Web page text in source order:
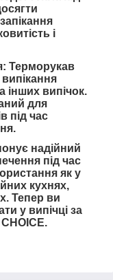
і
Терморукав
інших випічок.
для
під час
надійний
під час
як у
кухнях,
Тепер ви
у випічці за